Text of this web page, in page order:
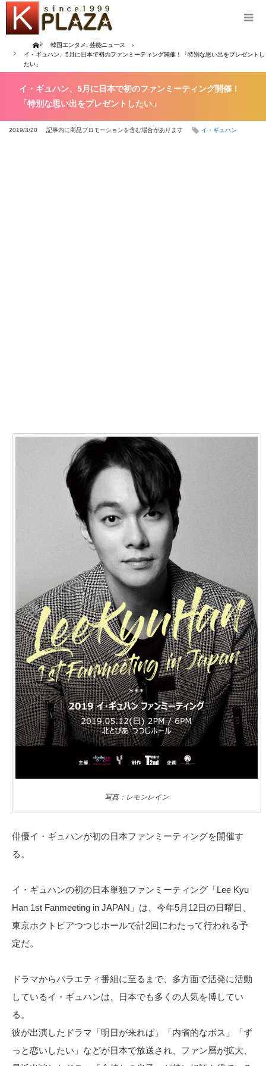
Home 韓国エンタメ
芸能ニュース
イ・ギュハン、5月に日本で初のファンミーティング開催！「特別な思い出をプレゼントし
たい」
イ・ギュハン、5月に日本で初のファンミーティング開催！
「特別な思い出をプレゼントしたい」
2019/3/20 記事内に商品プロモーションを含む場合があります イ・ギュハン
写真：レモンレイン
俳優イ・ギュハンが初の日本ファンミーティングを開催す
る。
イ・ギュハンの初の日本単独ファンミーティング「Lee Kyu
Han 1st Fanmeeting in JAPAN」は、今年5月12日の日曜日、
東京ホクトピアつつじホールで計2回にわたって行われる予
定だ。
ドラマからバラエティ番組に至るまで、多方面で活発に活動
しているイ・ギュハンは、日本でも多くの人気を博してい
る。
彼が出演したドラマ「明日が来れば」「内省的なボス」「ず
っと恋いしたい」などが日本で放送され、ファン層が拡大、